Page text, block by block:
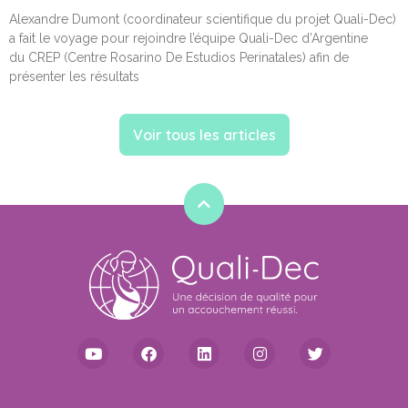
Alexandre Dumont (coordinateur scientifique du projet Quali-Dec)
a fait le voyage pour rejoindre l’équipe Quali-Dec d’Argentine
du CREP (Centre Rosarino De Estudios Perinatales) afin de
présenter les résultats
Voir tous les articles